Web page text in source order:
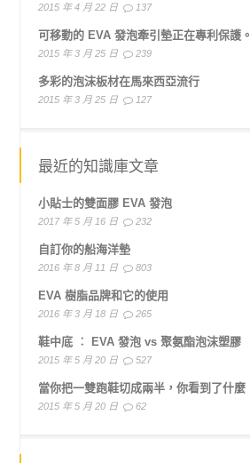
2015 年 4 月 22 日 137
可移動的 EVA 發泡牽引墊正在專利保護。
2015 年 3 月 25 日 239
多彩的泡沫板材在馬來西亞流行
2015 年 3 月 25 日 127
最近的知識庫文章
小貼士的雙面膠 EVA 發泡
2017 年 5 月 16 日 232
自訂你的船海洋墊
2016 年 8 月 11 日 803
EVA 樹脂品牌和它的使用
2016 年 3 月 18 日 265
鞋中底 ︰ EVA 發泡 vs 聚氨酯泡沫塑膠
2015 年 5 月 20 日 527
當你把一雙跑鞋切成兩半，你看到了什麼
2015 年 5 月 20 日 62